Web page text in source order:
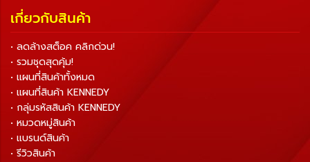
เกี่ยวกับสินค้า
• ลดล้างสต็อค คลิกด่วน!
• รวมชุดสุดคุ้ม!
• แผนที่สินค้าทั้งหมด
• แผนที่สินค้า KENNEDY
• กลุ่มรหัสสินค้า KENNEDY
• หมวดหมู่สินค้า
• แบรนด์สินค้า
• รีวิวสินค้า